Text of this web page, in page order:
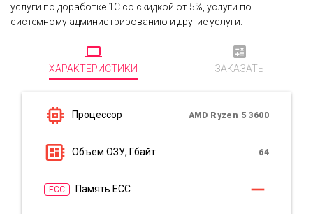
услуги по доработке 1С со скидкой от 5%, услуги по
системному администрированию и другие услуги.
computer
ХАРАКТЕРИСТИКИ
calculate
ЗАКАЗАТЬ
memory Процессор AMD Ryzen 5 3600
developer_board Объем ОЗУ, Гбайт 64
ECC Память ECC
remove